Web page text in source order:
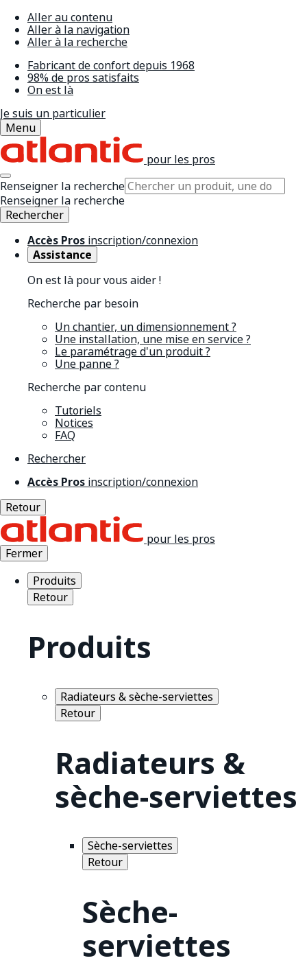
Aller au contenu
Aller à la navigation
Aller à la recherche
Fabricant de confort depuis 1968
98% de pros satisfaits
On est là
Je suis un particulier
Menu
pour les pros
Renseigner la recherche
Renseigner la recherche
Rechercher
Accès Pros inscription/connexion
Assistance
On est là pour vous aider !
Recherche par besoin
Un chantier, un dimensionnement ?
Une installation, une mise en service ?
Le paramétrage d'un produit ?
Une panne ?
Recherche par contenu
Tutoriels
Notices
FAQ
Rechercher
Accès Pros inscription/connexion
Retour
pour les pros
Fermer
Produits
Retour
Produits
Radiateurs & sèche-serviettes
Retour
Radiateurs &
sèche-serviettes
Sèche-serviettes
Retour
Sèche-
serviettes